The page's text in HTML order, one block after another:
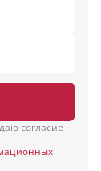
согласие